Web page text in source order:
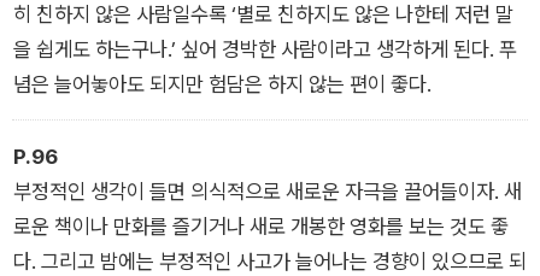
히 친하지 않은 사람일수록 ‘별로 친하지도 않은 나한테 저런 말
을 쉽게도 하는구나.’ 싶어 경박한 사람이라고 생각하게 된다. 푸
념은 늘어놓아도 되지만 험담은 하지 않는 편이 좋다.
P.96
부정적인 생각이 들면 의식적으로 새로운 자극을 끌어들이자. 새
로운 책이나 만화를 즐기거나 새로 개봉한 영화를 보는 것도 좋
다. 그리고 밤에는 부정적인 사고가 늘어나는 경향이 있으므로 되